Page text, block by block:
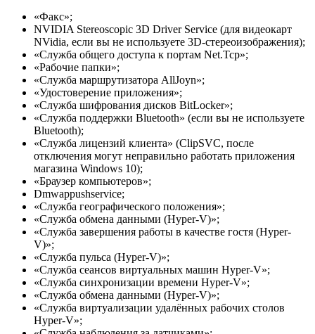
«Факс»;
NVIDIA Stereoscopic 3D Driver Service (для видеокарт
NVidia, если вы не используете 3D-стереоизображения);
«Служба общего доступа к портам Net.Tcp»;
«Рабочие папки»;
«Служба маршрутизатора AllJoyn»;
«Удостоверение приложения»;
«Служба шифрования дисков BitLocker»;
«Служба поддержки Bluetooth» (если вы не используете
Bluetooth);
«Служба лицензий клиента» (ClipSVC, после
отключения могут неправильно работать приложения
магазина Windows 10);
«Браузер компьютеров»;
Dmwappushservice;
«Служба географического положения»;
«Служба обмена данными (Hyper-V)»;
«Служба завершения работы в качестве гостя (Hyper-
V)»;
«Служба пульса (Hyper-V)»;
«Служба сеансов виртуальных машин Hyper-V»;
«Служба синхронизации времени Hyper-V»;
«Служба обмена данными (Hyper-V)»;
«Служба виртуализации удалённых рабочих столов
Hyper-V»;